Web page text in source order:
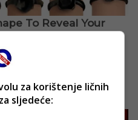
za korištenje ličnih
sljedeće: